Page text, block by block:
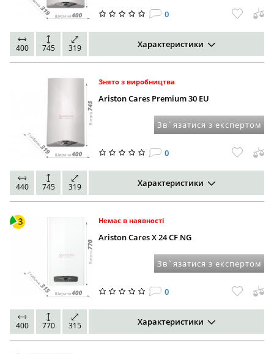
0
400 745 319 Характеристики
Знято з виробництва
Ariston Cares Premium 30 EU
Зв`язатися з експертом
0
440 745 319 Характеристики
Немає в наявності
Ariston Cares X 24 CF NG
Зв`язатися з експертом
0
400 770 315 Характеристики